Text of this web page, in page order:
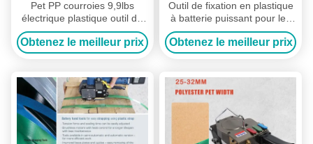
Pet PP courroies 9,9lbs
électrique plastique outil de
bandes de bandes de
plastique kit de courroies
pour la boîte de palettes
Obtenez le meilleur prix
Outil de fixation en plastique
à batterie puissant pour les
emballages sécurisés et
lourds
Obtenez le meilleur prix